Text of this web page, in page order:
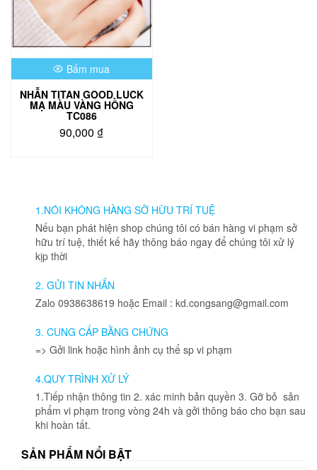
Bấm mua
NHẪN TITAN GOOD LUCK
MẠ MÀU VÀNG HỒNG
TC086
90,000 ₫
1.NÓI KHÔNG HÀNG SỠ HỮU TRÍ TUỆ
Nếu bạn phát hiện shop chúng tôi có bán hàng vi phạm sở
hữu trí tuệ, thiết kế hãy thông báo ngay để chúng tôi xử lý
kịp thời
2. GỬI TIN NHẮN
Zalo 0938638619 hoặc Email : kd.congsang@gmail.com
3. CUNG CẤP BẰNG CHỨNG
=> Gởi link hoặc hình ảnh cụ thể sp vi phạm
4.QUY TRÌNH XỬ LÝ
1.Tiếp nhận thông tin 2. xác minh bản quyền 3. Gỡ bỏ sản
phẩm vi phạm trong vòng 24h và gởi thông báo cho bạn sau
khi hoàn tất.
SẢN PHẨM NỔI BẬT